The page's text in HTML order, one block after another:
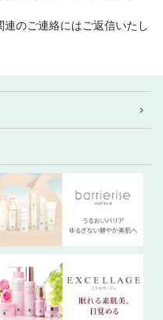
のご連絡にはご返信いたし